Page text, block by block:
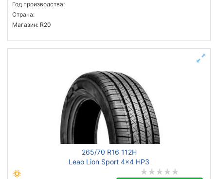
Год производства:
Страна:
Магазин: R20
265/70 R16 112H
Leao Lion Sport 4x4 HP3